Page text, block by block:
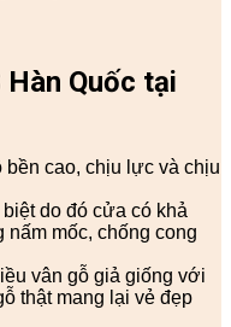
Quốc tại
bền cao, chịu lực và chịu
do đó cửa có khả
mốc, chống cong
vân gỗ giả giống với
thật mang lại vẻ đẹp